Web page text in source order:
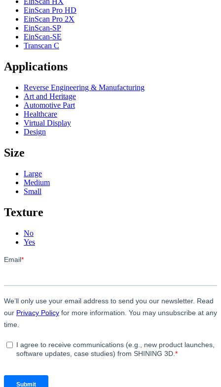
EinScan Pro HD
EinScan Pro 2X
EinScan-SP
EinScan-SE
Transcan C
Applications
Reverse Engineering & Manufacturing
Art and Heritage
Automotive Part
Healthcare
Virtual Display
Design
Size
Large
Medium
Small
Texture
No
Yes